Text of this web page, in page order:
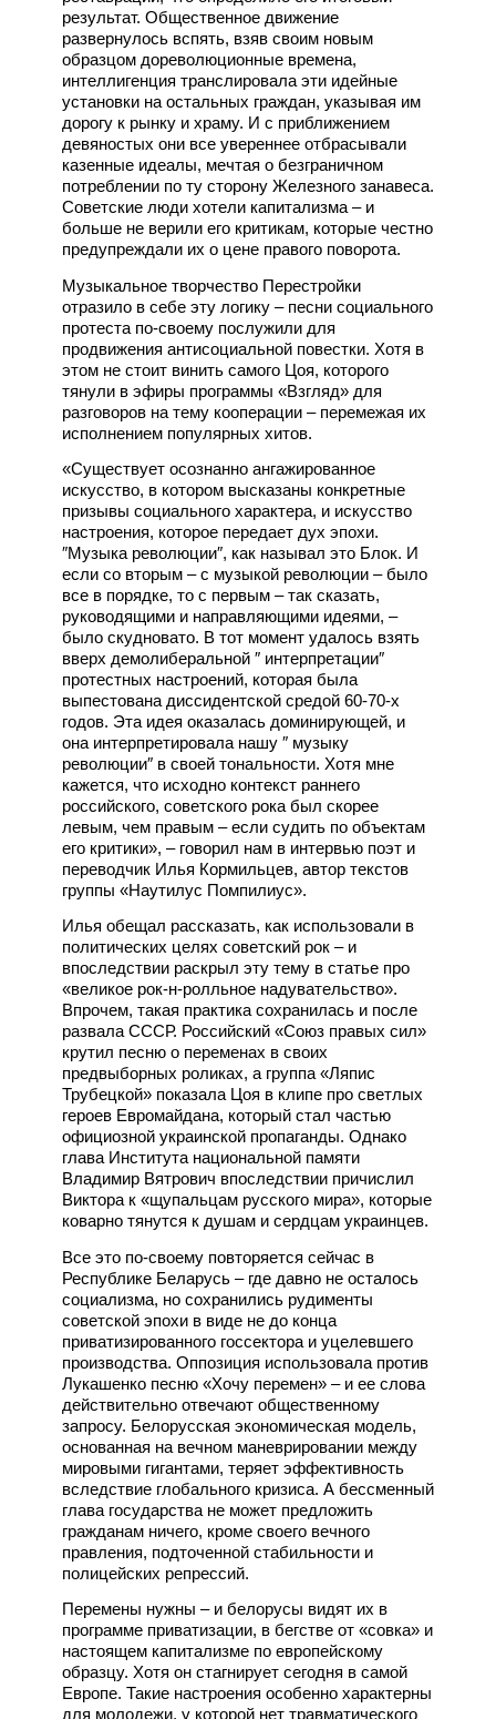
результат. Общественное движение
развернулось вспять, взяв своим новым
образцом дореволюционные времена,
интеллигенция транслировала эти идейные
установки на остальных граждан, указывая им
дорогу к рынку и храму. И с приближением
девяностых они все увереннее отбрасывали
казенные идеалы, мечтая о безграничном
потреблении по ту сторону Железного занавеса.
Советские люди хотели капитализма – и
больше не верили его критикам, которые честно
предупреждали их о цене правого поворота.
Музыкальное творчество Перестройки
отразило в себе эту логику – песни социального
протеста по-своему послужили для
продвижения антисоциальной повестки. Хотя в
этом не стоит винить самого Цоя, которого
тянули в эфиры программы «Взгляд» для
разговоров на тему кооперации – перемежая их
исполнением популярных хитов.
«Существует осознанно ангажированное
искусство, в котором высказаны конкретные
призывы социального характера, и искусство
настроения, которое передает дух эпохи.
″Музыка революции″, как называл это Блок. И
если со вторым – с музыкой революции – было
все в порядке, то с первым – так сказать,
руководящими и направляющими идеями, –
было скудновато. В тот момент удалось взять
вверх демолиберальной ″ интерпретации″
протестных настроений, которая была
выпестована диссидентской средой 60-70-х
годов. Эта идея оказалась доминирующей, и
она интерпретировала нашу ″ музыку
революции″ в своей тональности. Хотя мне
кажется, что исходно контекст раннего
российского, советского рока был скорее
левым, чем правым – если судить по объектам
его критики», – говорил нам в интервью поэт и
переводчик Илья Кормильцев, автор текстов
группы «Наутилус Помпилиус».
Илья обещал рассказать, как использовали в
политических целях советский рок – и
впоследствии раскрыл эту тему в статье про
«великое рок-н-ролльное надувательство».
Впрочем, такая практика сохранилась и после
развала СССР. Российский «Союз правых сил»
крутил песню о переменах в своих
предвыборных роликах, а группа «Ляпис
Трубецкой» показала Цоя в клипе про светлых
героев Евромайдана, который стал частью
официозной украинской пропаганды. Однако
глава Института национальной памяти
Владимир Вятрович впоследствии причислил
Виктора к «щупальцам русского мира», которые
коварно тянутся к душам и сердцам украинцев.
Все это по-своему повторяется сейчас в
Республике Беларусь – где давно не осталось
социализма, но сохранились рудименты
советской эпохи в виде не до конца
приватизированного госсектора и уцелевшего
производства. Оппозиция использовала против
Лукашенко песню «Хочу перемен» – и ее слова
действительно отвечают общественному
запросу. Белорусская экономическая модель,
основанная на вечном маневрировании между
мировыми гигантами, теряет эффективность
вследствие глобального кризиса. А бессменный
глава государства не может предложить
гражданам ничего, кроме своего вечного
правления, подточенной стабильности и
полицейских репрессий.
Перемены нужны – и белорусы видят их в
программе приватизации, в бегстве от «совка» и
настоящем капитализме по европейскому
образцу. Хотя он стагнирует сегодня в самой
Европе. Такие настроения особенно характерны
для молодежи, у которой нет травматического